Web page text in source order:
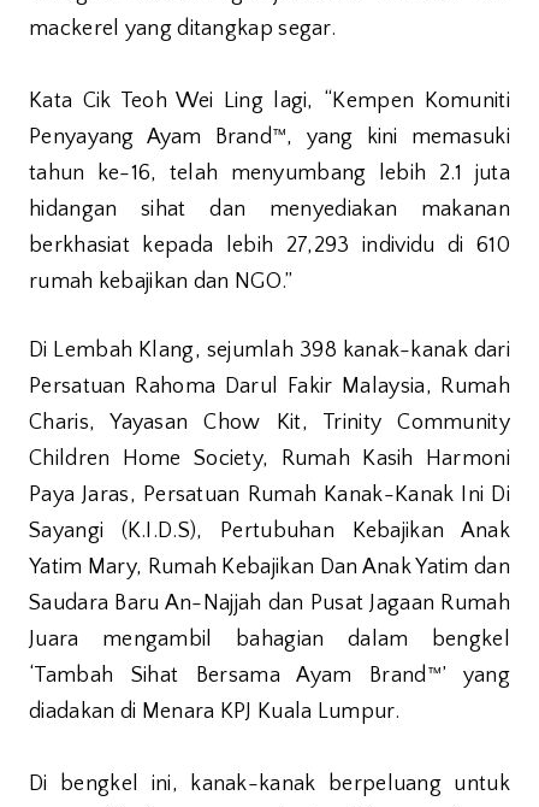
mackerel yang ditangkap segar.
Kata Cik Teoh Wei Ling lagi, “Kempen Komuniti
Penyayang Ayam Brand™, yang kini memasuki
tahun ke-16, telah menyumbang lebih 2.1 juta
hidangan sihat dan menyediakan makanan
berkhasiat kepada lebih 27,293 individu di 610
rumah kebajikan dan NGO.”
Di Lembah Klang, sejumlah 398 kanak-kanak dari
Persatuan Rahoma Darul Fakir Malaysia, Rumah
Charis, Yayasan Chow Kit, Trinity Community
Children Home Society, Rumah Kasih Harmoni
Paya Jaras, Persatuan Rumah Kanak-Kanak Ini Di
Sayangi (K.I.D.S), Pertubuhan Kebajikan Anak
Yatim Mary, Rumah Kebajikan Dan Anak Yatim dan
Saudara Baru An-Najjah dan Pusat Jagaan Rumah
Juara mengambil bahagian dalam bengkel
‘Tambah Sihat Bersama Ayam Brand™’ yang
diadakan di Menara KPJ Kuala Lumpur.
Di bengkel ini, kanak-kanak berpeluang untuk